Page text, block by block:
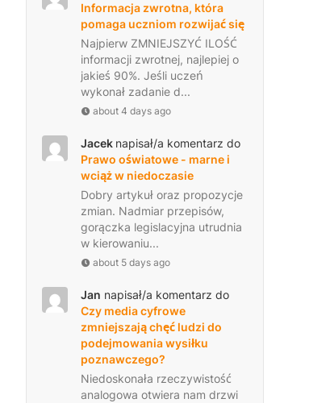
Informacja zwrotna, która
pomaga uczniom rozwijać się
Najpierw ZMNIEJSZYĆ ILOŚĆ
informacji zwrotnej, najlepiej o
jakieś 90%. Jeśli uczeń
wykonał zadanie d...
about 4 days ago
Jacek napisał/a komentarz do
Prawo oświatowe - marne i
wciąż w niedoczasie
Dobry artykuł oraz propozycje
zmian. Nadmiar przepisów,
gorączka legislacyjna utrudnia
w kierowaniu...
about 5 days ago
Jan napisał/a komentarz do
Czy media cyfrowe
zmniejszają chęć ludzi do
podejmowania wysiłku
poznawczego?
Niedoskonała rzeczywistość
analogowa otwiera nam drzwi